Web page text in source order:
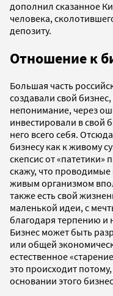
дополнил сказанное
человека,
депозиту.
Отношение к
Большая часть
создавали свой
непонимание, через
инвестировали в свой
него всего себя.
бизнесу как к живому
скепсис от«патетики»
скажу, что
живым организмом
также есть свой
маленькой идеи, с
благодаря терпению и
Бизнес может быть
или общей
естественное
это происходит
основании этого